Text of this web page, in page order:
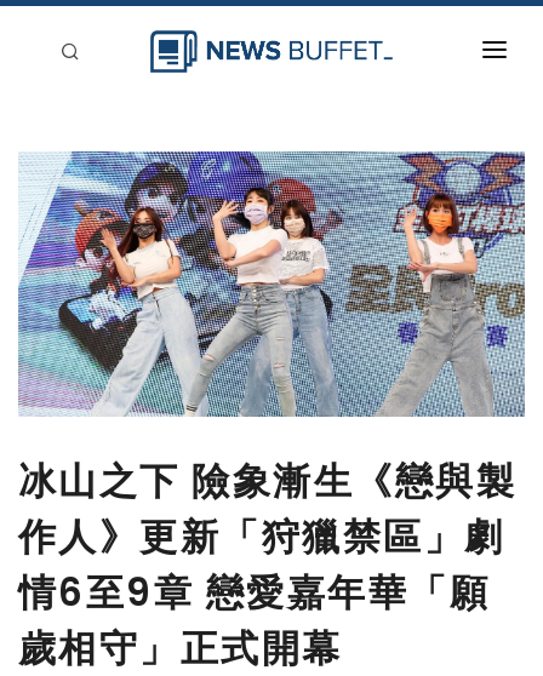
新聞稿分類
登入
刊登
冰山之下 險象漸生《戀與製
作人》更新「狩獵禁區」劇
情6至9章 戀愛嘉年華「願
歲相守」正式開幕